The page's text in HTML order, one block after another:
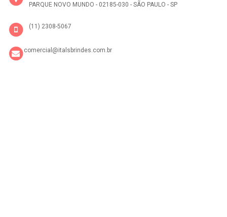
PARQUE NOVO MUNDO - 02185-030 - SÃO PAULO - SP
(11) 2308-5067
comercial@italsbrindes.com.br